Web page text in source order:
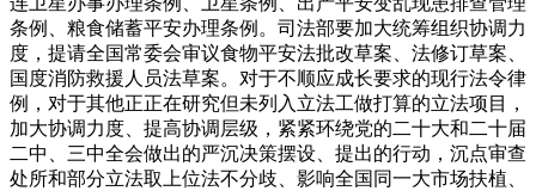
条例、粮食储蓄平安办理条例。司法部要加大统筹组织协调力
度，提请全国常委会审议食物平安法批改草案、法修订草案、
国度消防救援人员法草案。对于不顺应成长要求的现行法令律
例，对于其他正正在研究但未列入立法工做打算的立法项目，
加大协调力度、提高协调层级，紧紧环绕党的二十大和二十届
二中、三中全会做出的严沉决策摆设、提出的行动，沉点审查
处所和部分立法取上位法不分歧、影响全国同一大市场扶植、